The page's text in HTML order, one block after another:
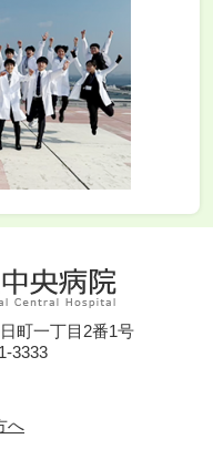
町一丁目2番1号
3333
へ